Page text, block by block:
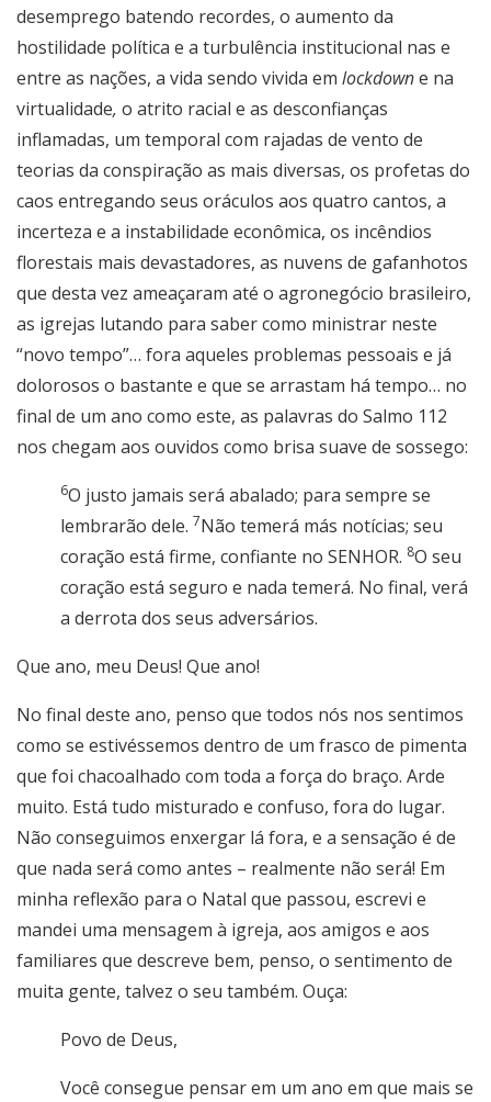
desemprego batendo recordes, o aumento da
hostilidade política e a turbulência institucional nas e
entre as nações, a vida sendo vivida em lockdowne na
virtualidade, o atrito racial e as desconfianças
inflamadas, um temporal com rajadas de vento de
teorias da conspiração as mais diversas, os profetas do
caos entregando seus oráculos aos quatro cantos, a
incerteza e a instabilidade econômica, os incêndios
florestais mais devastadores, as nuvens de gafanhotos
que desta vez ameaçaram até o agronegócio brasileiro,
as igrejas lutando para saber como ministrar neste
“novo tempo”… fora aqueles problemas pessoais e já
dolorosos o bastante e que se arrastam há tempo… no
final de um ano como este, as palavras do Salmo 112
nos chegam aos ouvidos como brisa suave de sossego:
6O justo jamais será abalado; para sempre se
lembrarão dele. 7Não temerá más notícias; seu
coração está firme, confiante no SENHOR. 8O seu
coração está seguro e nada temerá. No final, verá
a derrota dos seus adversários.
Que ano, meu Deus! Que ano!
No final deste ano, penso que todos nós nos sentimos
como se estivéssemos dentro de um frasco de pimenta
que foi chacoalhado com toda a força do braço. Arde
muito. Está tudo misturado e confuso, fora do lugar.
Não conseguimos enxergar lá fora, e a sensação é de
que nada será como antes – realmente não será! Em
minha reflexão para o Natal que passou, escrevi e
mandei uma mensagem à igreja, aos amigos e aos
familiares que descreve bem, penso, o sentimento de
muita gente, talvez o seu também. Ouça:
Povo de Deus,
Você consegue pensar em um ano em que mais se